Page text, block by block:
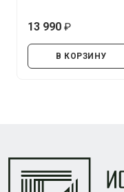
13 990
В КОРЗИНУ